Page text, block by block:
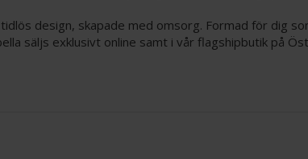
design, skapade med omsorg. Formad för dig
säljs exklusivt online samt i vår flagshipbutik på